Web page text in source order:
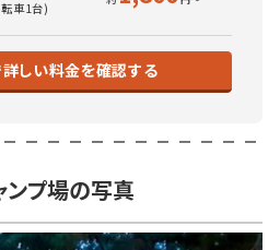
車1台)
しい料金を確認する
ンプ場の写真